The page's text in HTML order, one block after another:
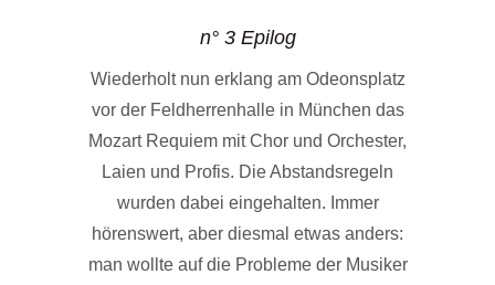
n° 3 Epilog
Wiederholt nun erklang am Odeonsplatz
vor der Feldherrenhalle in München das
Mozart Requiem mit Chor und Orchester,
Laien und Profis. Die Abstandsregeln
wurden dabei eingehalten. Immer
hörenswert, aber diesmal etwas anders:
man wollte auf die Probleme der Musiker